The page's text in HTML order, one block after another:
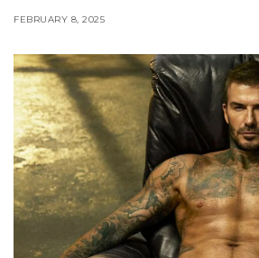
FEBRUARY 8, 2025